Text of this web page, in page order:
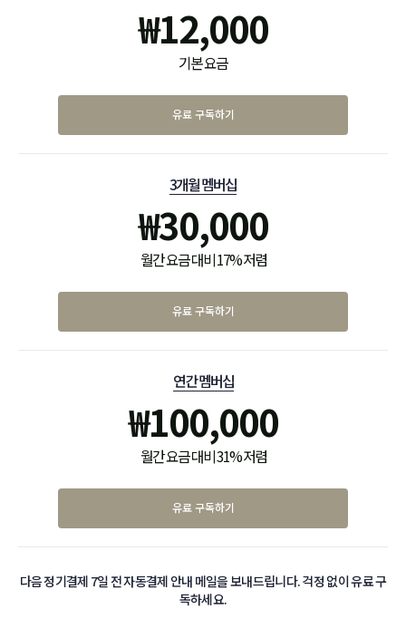
₩12,000
기본 요금
유료 구독하기
3개월 멤버십
₩30,000
월간 요금 대비 17% 저렴
유료 구독하기
연간 멤버십
₩100,000
월간 요금 대비 31% 저렴
유료 구독하기
다음 정기결제 7일 전 자동결제 안내 메일을 보내드립니다. 걱정 없이 유료 구
독하세요.